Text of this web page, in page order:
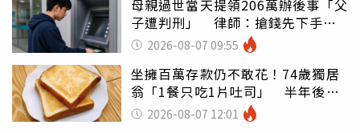
母親過世當天提領206萬辦後事「父
子遭判刑」 律師：搶錢先下手是
罪 2026-08-07 09:55
坐擁百萬存款仍不敢花！74歲獨居
翁「1餐只吃1片吐司」 半年後暴
瘦嚇壞女兒
2026-08-07 12:01